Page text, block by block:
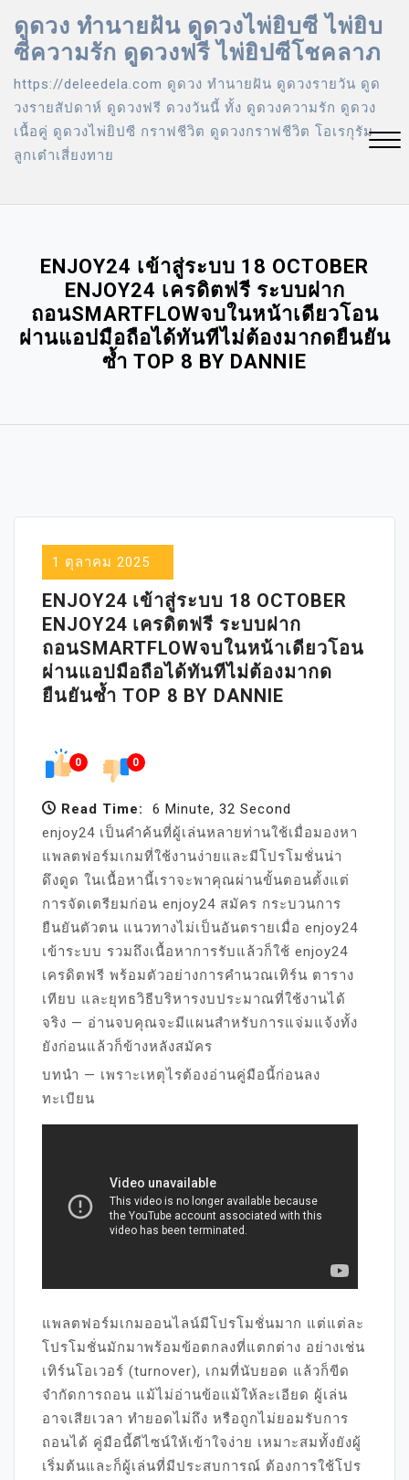
content
ดูดวง ทำนายฝัน ดูดวงไพ่ยิบซี ไพ่ยิบ
ซีความรัก ดูดวงฟรี ไพ่ยิปซีโชคลาภ
https://deleedela.com ดูดวง ทํานายฝัน ดูดวงรายวัน ดูด
วงรายสัปดาห์ ดูดวงฟรี ดวงวันนี้ ทั้ง ดูดวงความรัก ดูดวง
เนื้อคู่ ดูดวงไพ่ยิปซี กราฟชีวิต ดูดวงกราฟชีวิต โอเรกุรัม
ลูกเต๋าเสี่ยงทาย
ENJOY24 เข้าสู่ระบบ 18 OCTOBER
ENJOY24 เครดิตฟรี ระบบฝาก
ถอนSMARTFLOWจบในหน้าเดียวโอน
ผ่านแอปมือถือได้ทันทีไม่ต้องมากดยืนยัน
ซ้ำ TOP 8 BY DANNIE
1 ตุลาคม 2025
ENJOY24 เข้าสู่ระบบ 18 OCTOBER
ENJOY24 เครดิตฟรี ระบบฝาก
ถอนSMARTFLOWจบในหน้าเดียวโอน
ผ่านแอปมือถือได้ทันทีไม่ต้องมากด
ยืนยันซ้ำ TOP 8 BY DANNIE
0 0
Read Time:
6 Minute, 32 Second
enjoy24 เป็นคำค้นที่ผู้เล่นหลายท่านใช้เมื่อมองหา
แพลตฟอร์มเกมที่ใช้งานง่ายและมีโปรโมชั่นน่า
ดึงดูด ในเนื้อหานี้เราจะพาคุณผ่านขั้นตอนตั้งแต่
การจัดเตรียมก่อน enjoy24 สมัคร กระบวนการ
ยืนยันตัวตน แนวทางไม่เป็นอันตรายเมื่อ enjoy24
เข้าระบบ รวมถึงเนื้อหาการรับแล้วก็ใช้ enjoy24
เครดิตฟรี พร้อมตัวอย่างการคำนวณเทิร์น ตาราง
เทียบ และยุทธวิธีบริหารงบประมาณที่ใช้งานได้
จริง — อ่านจบคุณจะมีแผนสำหรับการแจ่มแจ้งทั้ง
ยังก่อนแล้วก็ข้างหลังสมัคร
บทนำ — เพราะเหตุไรต้องอ่านคู่มือนี้ก่อนลง
ทะเบียน
แพลตฟอร์มเกมออนไลน์มีโปรโมชั่นมาก แต่แต่ละ
โปรโมชั่นมักมาพร้อมข้อตกลงที่แตกต่าง อย่างเช่น
เทิร์นโอเวอร์ (turnover), เกมที่นับยอด แล้วก็ขีด
จำกัดการถอน แม้ไม่อ่านข้อแม้ให้ละเอียด ผู้เล่น
อาจเสียเวลา ทำยอดไม่ถึง หรือถูกไม่ยอมรับการ
ถอนได้ คู่มือนี้ดีไซน์ให้เข้าใจง่าย เหมาะสมทั้งยังผู้
เริ่มต้นและก็ผู้เล่นที่มีประสบการณ์ ต้องการใช้โปร